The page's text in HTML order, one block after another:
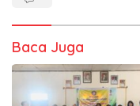
Baca Juga